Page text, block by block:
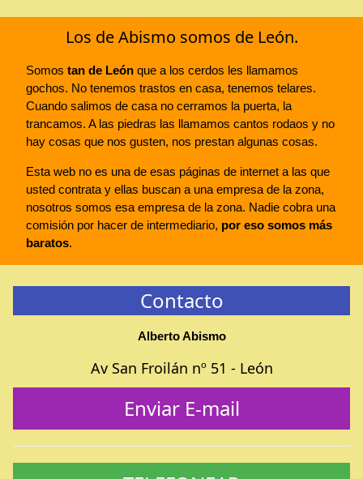
Los de Abismo somos de León.
Somos tan de León que a los cerdos les llamamos
gochos. No tenemos trastos en casa, tenemos telares.
Cuando salimos de casa no cerramos la puerta, la
trancamos. A las piedras las llamamos cantos rodaos y no
hay cosas que nos gusten, nos prestan algunas cosas.
Esta web no es una de esas páginas de internet a las que
usted contrata y ellas buscan a una empresa de la zona,
nosotros somos esa empresa de la zona. Nadie cobra una
comisión por hacer de intermediario, por eso somos más
baratos.
Contacto
Alberto Abismo
Av San Froilán nº 51 - León
Enviar E-mail